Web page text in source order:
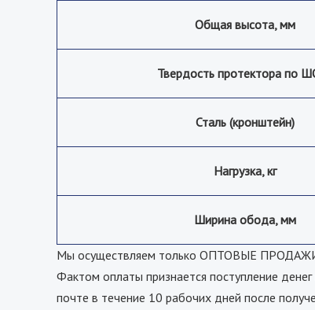
Общая высота, мм
Твердость протектора по
Сталь (кронштейн)
Нагрузка, кг
Ширина обода, мм
Мы осуществляем только ОПТОВЫЕ ПРОДАЖИ!
Фактом оплаты признается поступление
почте в течение 10 рабочих дней после